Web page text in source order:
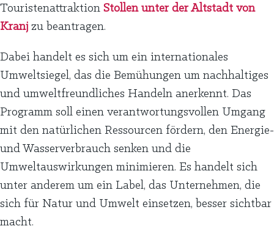
Touristenattraktion Stollen unter der Altstadt von
Kranj zu beantragen.
Dabei handelt es sich um ein internationales
Umweltsiegel, das die Bemühungen um nachhaltiges
und umweltfreundliches Handeln anerkennt. Das
Programm soll einen verantwortungsvollen Umgang
mit den natürlichen Ressourcen fördern, den Energie-
und Wasserverbrauch senken und die
Umweltauswirkungen minimieren. Es handelt sich
unter anderem um ein Label, das Unternehmen, die
sich für Natur und Umwelt einsetzen, besser sichtbar
macht.